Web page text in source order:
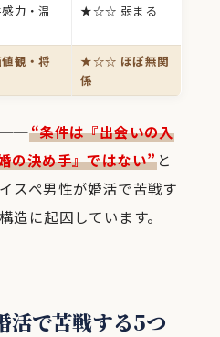
力・温
★☆☆ 弱まる
観・将
★☆☆ ほぼ無関
係
──“条件は『出会いの入
の決め手』ではない” と
スペ男性が婚活で苦戦す
造に起因しています。
活で苦戦する5つ